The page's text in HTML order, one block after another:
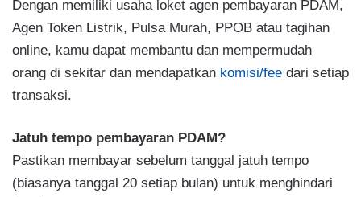
Dengan memiliki usaha loket agen pembayaran PDAM,
Agen Token Listrik, Pulsa Murah, PPOB atau tagihan
online, kamu dapat membantu dan mempermudah
orang di sekitar dan mendapatkan komisi/fee dari setiap
transaksi.
Jatuh tempo pembayaran PDAM?
Pastikan membayar sebelum tanggal jatuh tempo
(biasanya tanggal 20 setiap bulan) untuk menghindari